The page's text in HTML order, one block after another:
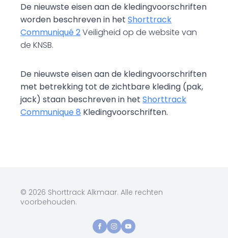
De nieuwste eisen aan de kledingvoorschriften
worden beschreven in het Shorttrack
Communiqué 2Veiligheid op de website van
de KNSB.
De nieuwste eisen aan de kledingvoorschriften
met betrekking tot de zichtbare kleding (pak,
jack) staan beschreven in het Shorttrack
Communique 8 Kledingvoorschriften.
© 2026 Shorttrack Alkmaar. Alle rechten
voorbehouden.